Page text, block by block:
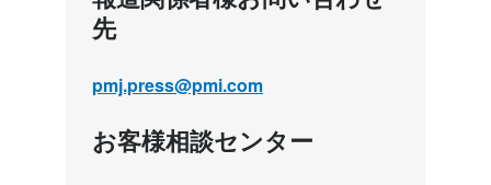
先
pmj.press@pmi.com
お客様相談センター